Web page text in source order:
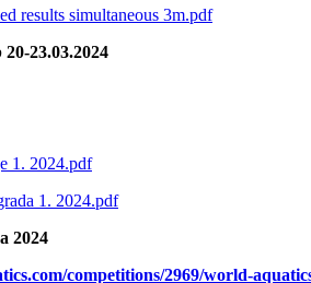
results simultaneous 3m.pdf
23.03.2024
1. 2024.pdf
1. 2024.pdf
2024
competitions/2969/world-